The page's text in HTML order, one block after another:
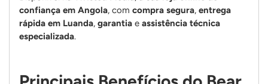
confiança em Angola, com compra segura, entrega
rápida em Luanda, garantia e assistência técnica
especializada.